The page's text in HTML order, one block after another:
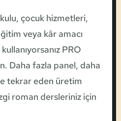
çocuk hizmetleri,
veya kâr amacı
PRO
Daha fazla panel, daha
tekrar eden üretim
roman dersleriniz için